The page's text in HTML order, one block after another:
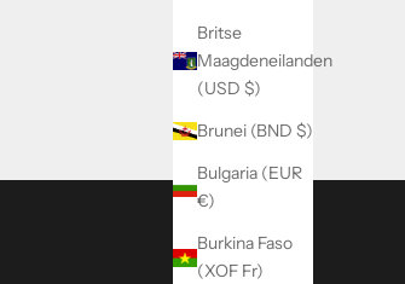
Britse
Maagdeneilanden
(USD $)
Brunei (BND $)
Bulgaria (EUR
€)
Burkina Faso
(XOF Fr)